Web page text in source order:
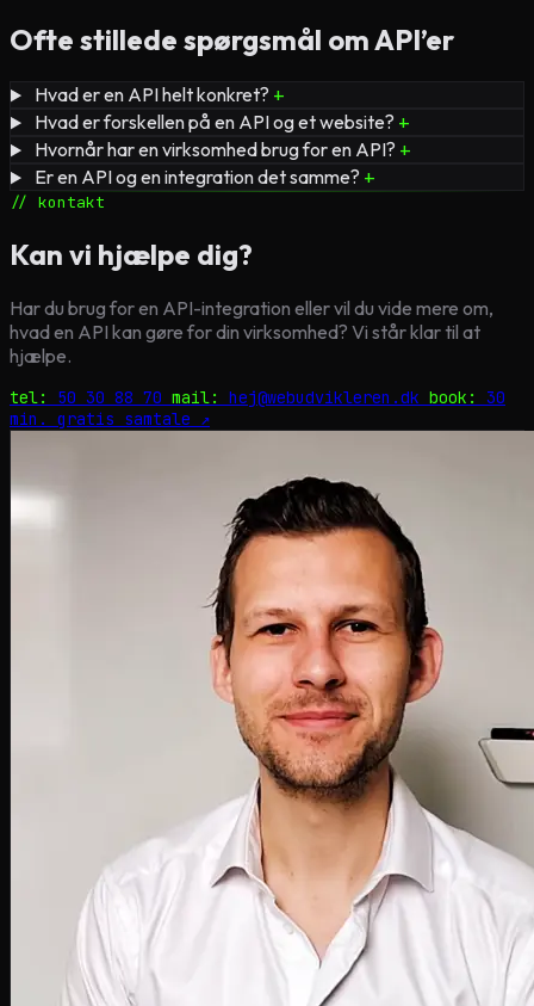
Ofte stillede spørgsmål om API’er
Hvad er en API helt konkret? +
Hvad er forskellen på en API og et website? +
Hvornår har en virksomhed brug for en API? +
Er en API og en integration det samme? +
// kontakt
Kan vi hjælpe dig?
Har du brug for en API-integration eller vil du vide mere om,
hvad en API kan gøre for din virksomhed? Vi står klar til at
hjælpe.
tel: 50 30 88 70 mail: hej@webudvikleren.dk book:
30
min. gratis samtale ↗